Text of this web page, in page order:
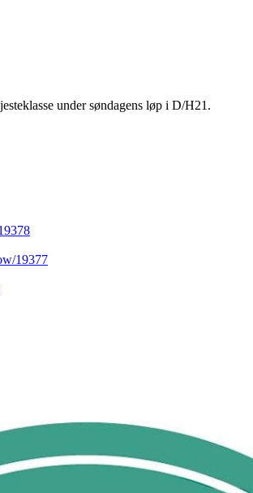
under søndagens løp i D/H21.
19377